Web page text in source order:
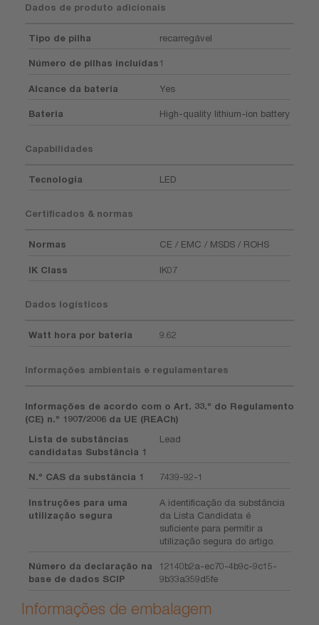
Dados de produto adicionais
Tipo de pilha recarregável
Número de pilhas incluídas1
Alcance da bateria Yes
Bateria High-quality lithium-ion battery
Capabilidades
Tecnologia LED
Certificados & normas
Normas CE / EMC / MSDS / ROHS
IK Class IK07
Dados logísticos
Watt hora por bateria 9.62
Informações ambientais e regulamentares
Informações de acordo com o Art. 33.º do Regulamento
(CE) n.º 1907/2006 da UE (REACh)
Lista de substâncias
candidatas Substância 1
Lead
N.º CAS da substância 1 7439-92-1
Instruções para uma
utilização segura
A identificação da substância
da Lista Candidata é
suficiente para permitir a
utilização segura do artigo.
Número da declaração na
base de dados SCIP
12140b2a-ec70-4b9c-9c15-
9b33a359d5fe
Informações de embalagem